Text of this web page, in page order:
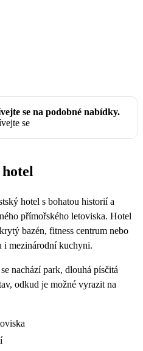
se na podobné nabídky.
se
hotel s bohatou historií a
přímořského letoviska. Hotel
bazén, fitness centrum nebo
i mezinárodní kuchyni.
nachází park, dlouhá písčitá
odkud je možné vyrazit na